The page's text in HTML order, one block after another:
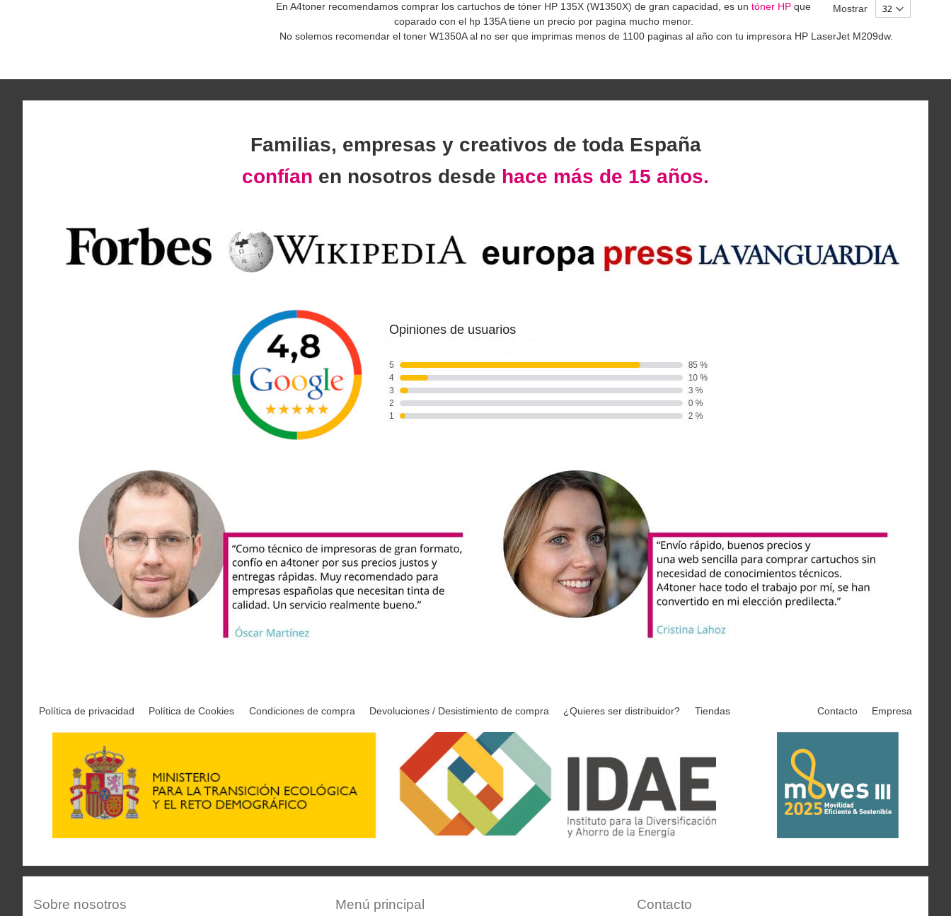
Mostrar
En A4toner recomendamos comprar los cartuchos de tóner HP 135X (W1350X) de gran capacidad, es untóner HP que
coparado con el hp 135A tiene un precio por pagina mucho menor.
No solemos recomendar el toner W1350A al no ser que imprimas menos de 1100 paginas al año con tu impresora HP LaserJet M209dw.
Familias, empresas y creativos de toda España
confían en nosotros desde hace más de 15 años.
Política de privacidad Política de Cookies Condiciones de compra Devoluciones / Desistimiento de compra ¿Quieres ser distribuidor? Tiendas Contacto Empresa
Sobre nosotros Menú principal Contacto